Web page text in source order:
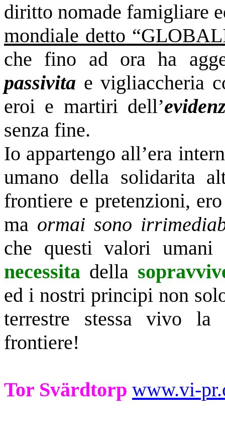
diritto nomade famigliare
mondiale detto
che fino ad ora ha
passivita e vigliaccheria
eroi e martiri dell’
senza fine.
Io appartengo all’era
umano della solidarita
frontiere e pretenzioni,
ma ormai sono
che questi valori umani
necessita della
ed i nostri principi non
terrestre stessa vivo
frontiere!
Tor Svärdtorp www.vi-